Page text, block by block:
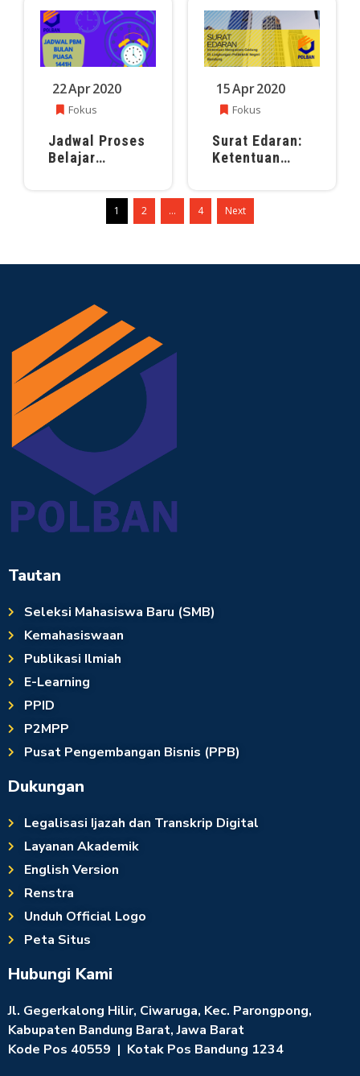
Nasional Ke-
112 Tanggal 20
Mei 2020
Covid-19
Apr
22 2020
Fokus
Jadwal Proses
Belajar
Apr
15 2020
Fokus
Surat Edaran:
Ketentuan
Lingkungan
Polban
1 2 … 4 Next
Tautan
Seleksi Mahasiswa Baru (SMB)
Kemahasiswaan
Publikasi Ilmiah
E-Learning
PPID
P2MPP
Pusat Pengembangan Bisnis (PPB)
Dukungan
Legalisasi Ijazah dan Transkrip Digital
Layanan Akademik
English Version
Renstra
Unduh Official Logo
Peta Situs
Hubungi Kami
Jl. Gegerkalong Hilir, Ciwaruga, Kec. Parongpong,
Kabupaten Bandung Barat, Jawa Barat
Kode Pos 40559 | Kotak Pos Bandung 1234